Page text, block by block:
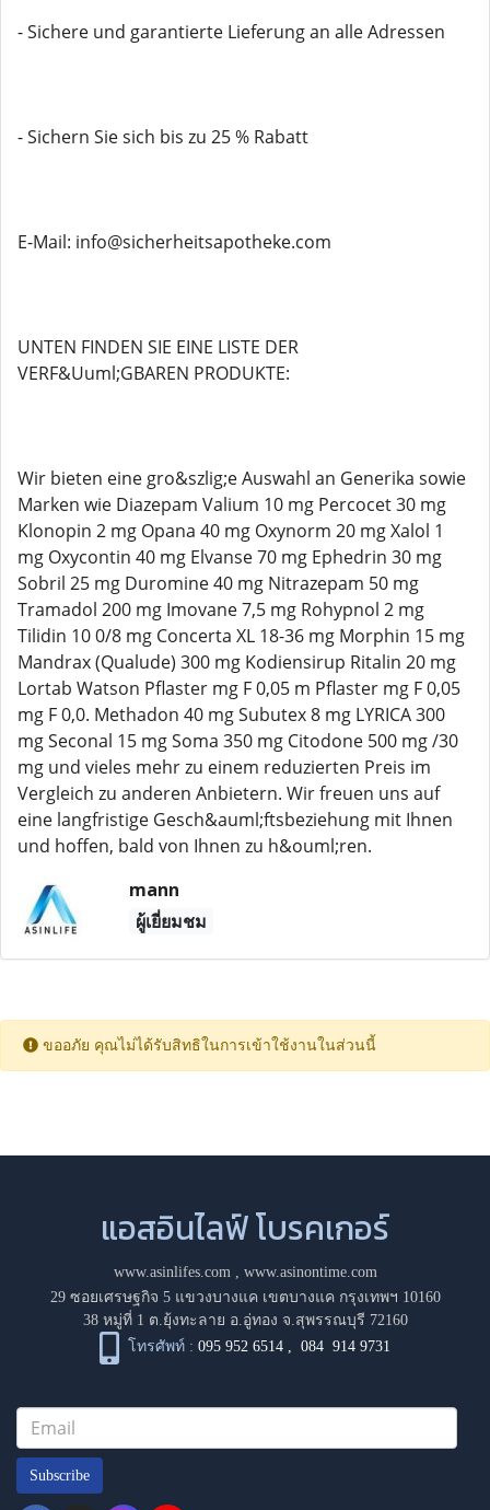
- Sichere und garantierte Lieferung an alle Adressen
- Sichern Sie sich bis zu 25 % Rabatt
E-Mail: info@sicherheitsapotheke.com
UNTEN FINDEN SIE EINE LISTE DER
VERF&Uuml;GBAREN PRODUKTE:
Wir bieten eine gro&szlig;e Auswahl an Generika sowie
Marken wie Diazepam Valium 10 mg Percocet 30 mg
Klonopin 2 mg Opana 40 mg Oxynorm 20 mg Xalol 1
mg Oxycontin 40 mg Elvanse 70 mg Ephedrin 30 mg
Sobril 25 mg Duromine 40 mg Nitrazepam 50 mg
Tramadol 200 mg Imovane 7,5 mg Rohypnol 2 mg
Tilidin 10 0/8 mg Concerta XL 18-36 mg Morphin 15 mg
Mandrax (Qualude) 300 mg Kodiensirup Ritalin 20 mg
Lortab Watson Pflaster mg F 0,05 m Pflaster mg F 0,05
mg F 0,0. Methadon 40 mg Subutex 8 mg LYRICA 300
mg Seconal 15 mg Soma 350 mg Citodone 500 mg /30
mg und vieles mehr zu einem reduzierten Preis im
Vergleich zu anderen Anbietern. Wir freuen uns auf
eine langfristige Gesch&auml;ftsbeziehung mit Ihnen
und hoffen, bald von Ihnen zu h&ouml;ren.
mann
ผู้เยี่ยมชม
ขออภัย คุณไม่ได้รับสิทธิในการเข้าใช้งานในส่วนนี้
แอสอินไลฟ์ โบรคเกอร์
www.asinlifes.com, www.asinontime.com
29 ซอยเศรษฐกิจ 5 แขวงบางแค เขตบางแค กรุงเทพฯ 10160
38 หมู่ที่ 1 ต.ยุ้งทะลาย อ.อู่ทอง จ.สุพรรณบุรี 72160
โทรศัพท์ : 095 952 6514 ,084 914 9731
Subscribe